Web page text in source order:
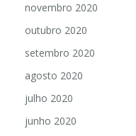
novembro 2020
outubro 2020
setembro 2020
agosto 2020
julho 2020
junho 2020